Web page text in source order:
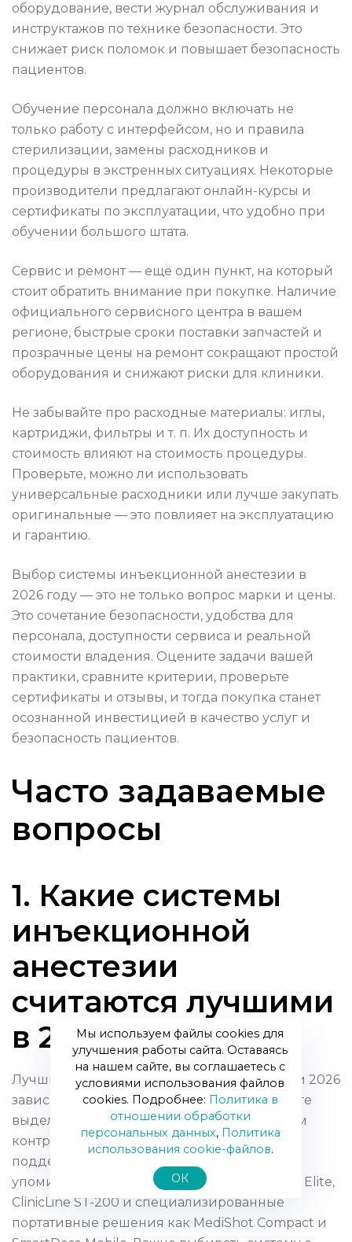
оборудование, вести журнал обслуживания и
инструктажов по технике безопасности. Это
снижает риск поломок и повышает безопасность
пациентов.
Обучение персонала должно включать не
только работу с интерфейсом, но и правила
стерилизации, замены расходников и
процедуры в экстренных ситуациях. Некоторые
производители предлагают онлайн-курсы и
сертификаты по эксплуатации, что удобно при
обучении большого штата.
Сервис и ремонт — ещё один пункт, на который
стоит обратить внимание при покупке. Наличие
официального сервисного центра в вашем
регионе, быстрые сроки поставки запчастей и
прозрачные цены на ремонт сокращают простой
оборудования и снижают риски для клиники.
Не забывайте про расходные материалы: иглы,
картриджи, фильтры и т. п. Их доступность и
стоимость влияют на стоимость процедуры.
Проверьте, можно ли использовать
универсальные расходники или лучше закупать
оригинальные — это повлияет на эксплуатацию
и гарантию.
Выбор системы инъекционной анестезии в
2026 году — это не только вопрос марки и цены.
Это сочетание безопасности, удобства для
персонала, доступности сервиса и реальной
стоимости владения. Оцените задачи вашей
практики, сравните критерии, проверьте
сертификаты и отзывы, и тогда покупка станет
осознанной инвестицией в качество услуг и
безопасность пациентов.
Часто задаваемые
вопросы
1. Какие системы
инъекционной
анестезии
считаются лучшими
в 2026 году?
Лучшие системы инъекционной анестезии 2026
зависят от нужд клиники. В общем рейтинге
выделяются модели с точным электронным
контролем доз, хорошей сервисной
поддержкой и сертификацией. Среди
упоминаемых — АнестезисПро X1, SafeDose Elite,
ClinicLine ST-200 и специализированные
портативные решения как MediShot Compact и
Мы используем файлы cookies для
улучшения работы сайта. Оставаясь
на нашем сайте, вы соглашаетесь с
условиями использования файлов
cookies. Подробнее: Политика в
отношении обработки
персональных данных, Политика
использования сookie-файлов.
ОК